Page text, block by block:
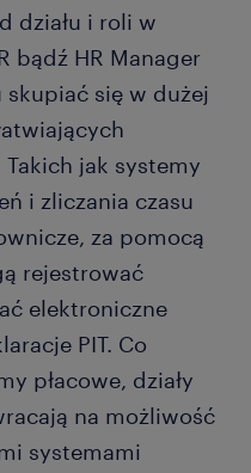
działu i roli w
bądź HR Manager
się w dużej
jak systemy
i zliczania czasu
za pomocą
rejestrować
elektroniczne
PIT. Co
płacowe, działy
na możliwość
systemami